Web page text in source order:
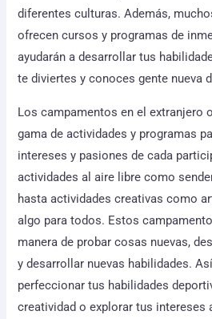
diferentes culturas. Además,
ofrecen cursos y programas de
ayudarán a desarrollar tus
te diviertes y conoces gente nueva
Los campamentos en el extranjero
gama de actividades y programas
intereses y pasiones de cada
actividades al aire libre como
hasta actividades creativas como
algo para todos. Estos
manera de probar cosas nuevas,
y desarrollar nuevas habilidades.
perfeccionar tus habilidades
creatividad o explorar tus intereses